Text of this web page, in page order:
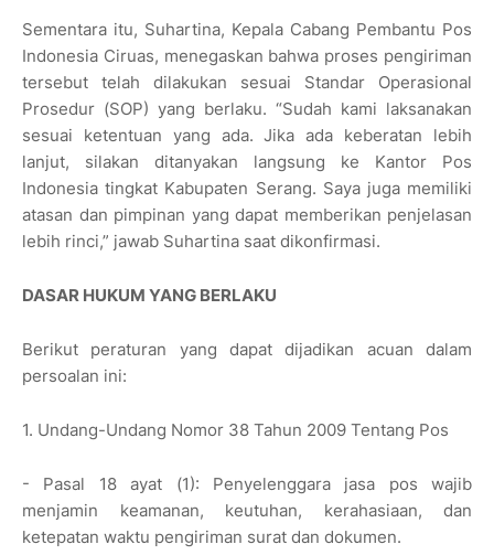
Sementara itu, Suhartina, Kepala Cabang Pembantu Pos
Indonesia Ciruas, menegaskan bahwa proses pengiriman
tersebut telah dilakukan sesuai Standar Operasional
Prosedur (SOP) yang berlaku. “Sudah kami laksanakan
sesuai ketentuan yang ada. Jika ada keberatan lebih
lanjut, silakan ditanyakan langsung ke Kantor Pos
Indonesia tingkat Kabupaten Serang. Saya juga memiliki
atasan dan pimpinan yang dapat memberikan penjelasan
lebih rinci,” jawab Suhartina saat dikonfirmasi.
DASAR HUKUM YANG BERLAKU
Berikut peraturan yang dapat dijadikan acuan dalam
persoalan ini:
1. Undang-Undang Nomor 38 Tahun 2009 Tentang Pos
- Pasal 18 ayat (1): Penyelenggara jasa pos wajib
menjamin keamanan, keutuhan, kerahasiaan, dan
ketepatan waktu pengiriman surat dan dokumen.